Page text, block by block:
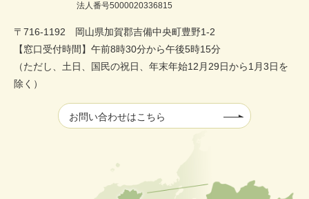
法人番号5000020336815
〒716-1192 岡山県加賀郡吉備中央町豊野1-2
【窓口受付時間】午前8時30分から午後5時15分
（ただし、土日、国民の祝日、年末年始12月29日から1月3日を
除く）
お問い合わせはこちら